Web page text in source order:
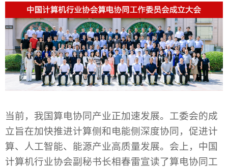
当前，我国算电协同产业正加速发展。工委会的成
立旨在加快推进计算侧和电能侧深度协同，促进计
算、人工智能、能源产业高质量发展。会上，中国
计算机行业协会副秘书长相春雷宣读了算电协同工